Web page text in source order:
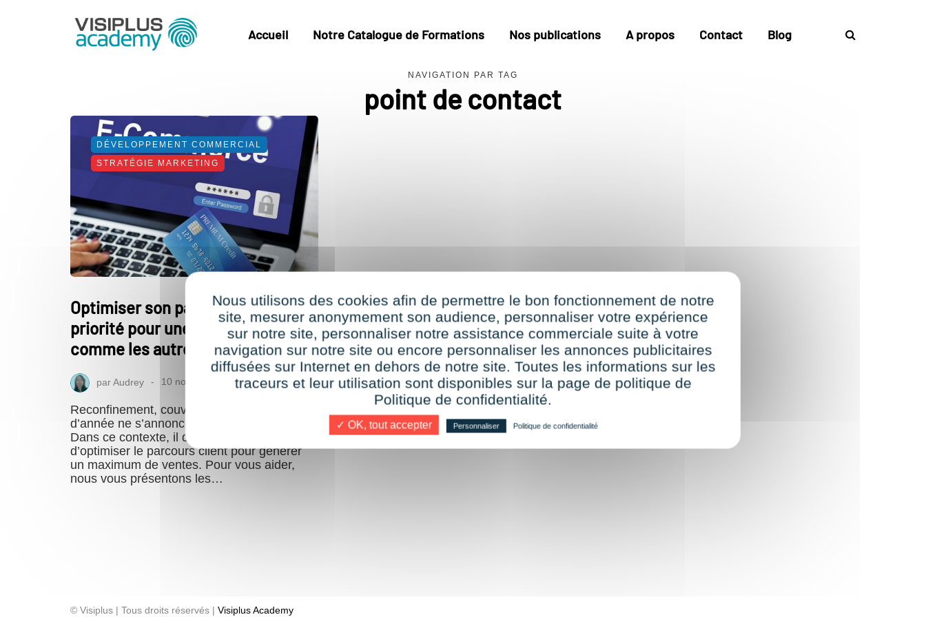
Accueil Notre Catalogue de Formations Nos publications A propos Contact Blog
NAVIGATION PAR TAG
point de contact
DÉVELOPPEMENT COMMERCIAL
STRATÉGIE MARKETING
Optimiser son parcours client, une
priorité pour une fin d'année pas
comme les autres
parAudrey 10 novembre 2020
Reconfinement, couvre-feu… Cette fin
d’année ne s’annonce pas de tout repos !
Dans ce contexte, il devient impératif
d’optimiser le parcours client pour générer
un maximum de ventes. Pour vous aider,
nous vous présentons les…
© Visiplus | Tous droits réservés | Visiplus Academy
Nous utilisons des cookies afin de permettre le bon fonctionnement de notre
site, mesurer anonymement son audience, personnaliser votre expérience
sur notre site, personnaliser notre assistance commerciale suite à votre
navigation sur notre site ou encore personnaliser les annonces publicitaires
diffusées sur Internet en dehors de notre site. Toutes les informations sur les
traceurs et leur utilisation sont disponibles sur la page de politique de
Politique de confidentialité.
✓ OK, tout accepter Personnaliser Politique de confidentialité